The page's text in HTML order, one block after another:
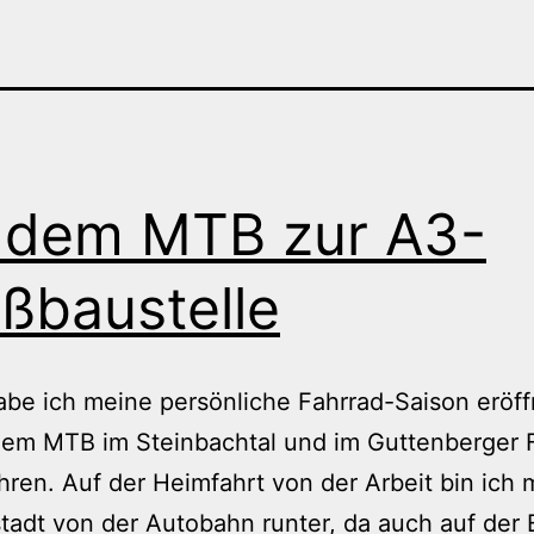
MTB zur A3-
ich meine persönliche Fahrrad-Saison
MTB im Steinbachtal und im Guttenberger
Auf der Heimfahrt von der Arbeit bin ich
von der Autobahn runter, da auch auf der